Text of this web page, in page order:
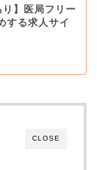
り】医局フリー
する求人サイ
CLOSE